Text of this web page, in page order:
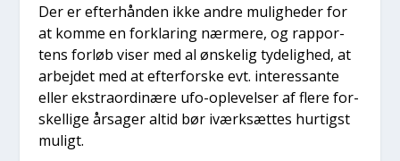
Der er efter­hån­den ikke andre mulig­he­der for
at kom­me en for­kla­ring nær­me­re, og rap­por­
tens for­løb viser med al ønske­lig tyde­lig­hed, at
arbej­det med at efter­for­ske evt. inter­es­san­te
eller ekstra­or­di­næ­re ufo-ople­vel­ser af fle­re for­
skel­li­ge årsa­ger altid bør iværk­sæt­tes hur­tigst
muligt.